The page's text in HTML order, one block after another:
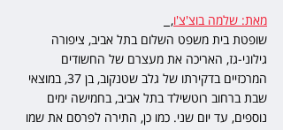
מאת: שלמה בוצ'צ'ו,
שופטת בית משפט השלום בתל אביב, ציפורה
גילוני-גז, האריכה את מעצרם של החשודים
המרכזיים בדקירתו של גלב שטנקוב, בן 37, במוצאי
שבת ברחוב רוטשילד בתל אביב, בחמישה ימים
נוספים, עד יום שני. כמו כן, התירה לפרסם את שמו